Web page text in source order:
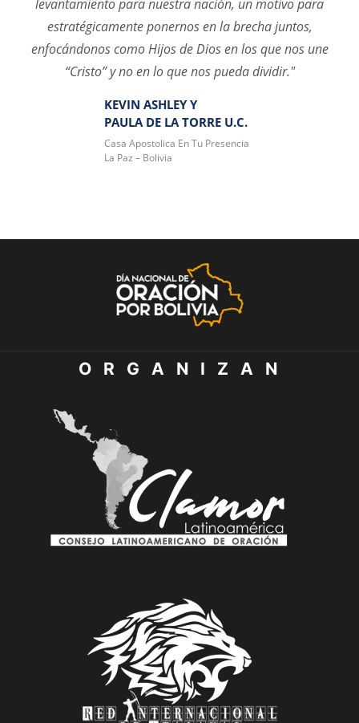
levantamiento para nuestra nación, un motivo para
estratégicamente ponernos en la brecha juntos,
enfocándonos como Hijos de Dios en los que nos une
“Cristo” y no en lo que nos pueda dividir."
KEVIN ASHLEY Y
PAULA DE LA TORRE U.C.
Casa Apostolica En Tu Presencia
La Paz – Bolivia
O R G A N I Z A N